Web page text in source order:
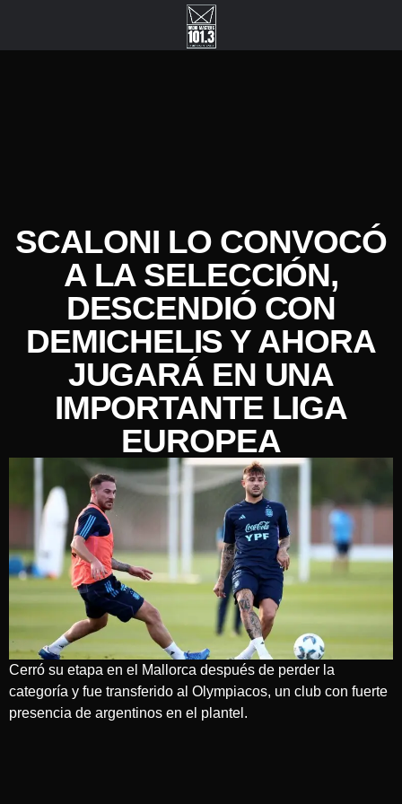
SCALONI LO CONVOCÓ
A LA SELECCIÓN,
DESCENDIÓ CON
DEMICHELIS Y AHORA
JUGARÁ EN UNA
IMPORTANTE LIGA
EUROPEA
Cerró su etapa en el Mallorca después de perder la
categoría y fue transferido al Olympiacos, un club con fuerte
presencia de argentinos en el plantel.